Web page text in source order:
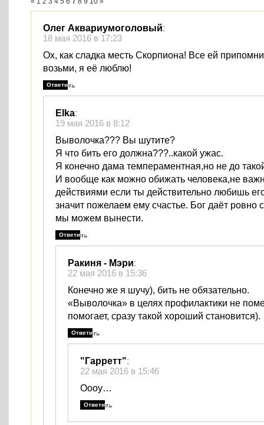
Олег Аквариумоголовый:
18 мая 2016 в 17:23
Ох, как сладка месть Скорпиона! Все ей
возьми, я её люблю!
Ответить
Elka:
19 мая 2016 в 8:12
Выволочка??? Вы шутите?
Я что бить его должна???..какой ужас.
Я конечно дама темпераментная,но не до
И вообще как можно обижать человека,не
действиями если ты действительно любишь
значит пожелаем ему счастье. Бог даёт ровно
мы можем вынести.
Ответить
Ракиня - Мэри:
22 мая 2016 в 15:36
Конечно же я шучу), бить не обязательно.
«Выволочка» в целях профилактики не
помогает, сразу такой хороший становится).
Ответить
"Гарретт":
22 мая 2016 в 15:46
Оооу…
Ответить